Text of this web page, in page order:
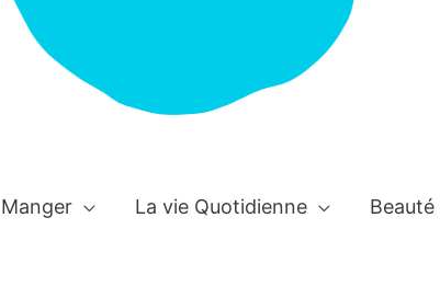
La vie Quotidienne Beauté